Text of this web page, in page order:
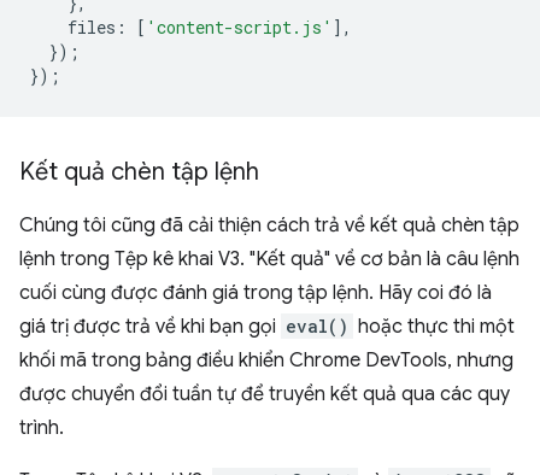
files : [ 'content-script.js' ],
});
});
Kết quả chèn tập lệnh
Chúng tôi cũng đã cải thiện cách trả về kết quả chèn tập
lệnh trong Tệp kê khai V3. "Kết quả" về cơ bản là câu lệnh
cuối cùng được đánh giá trong tập lệnh. Hãy coi đó là
giá trị được trả về khi bạn gọi eval() hoặc thực thi một
khối mã trong bảng điều khiển Chrome DevTools, nhưng
được chuyển đổi tuần tự để truyền kết quả qua các quy
trình.